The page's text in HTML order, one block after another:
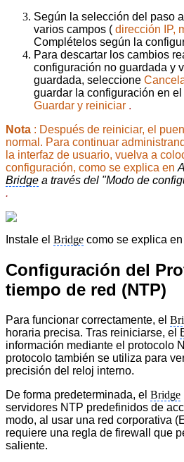
Según la selección del paso
varios campos ( dirección IP,
Complételos según la
Para descartar los cambios
configuración no guardada y
guardada, seleccione
guardar la configuración en el
Guardar y reiniciar .
Nota : Después de reiniciar, el
normal. Para continuar
la interfaz de usuario, vuelva a
configuración, como se explica en
Bridge a través del "Modo de
.
Instale el Bridge como se explica en
Configuración del
tiempo de red (NTP)
Para funcionar correctamente, el
horaria precisa. Tras reiniciarse, el
información mediante el protocolo
protocolo también se utiliza para
precisión del reloj interno.
De forma predeterminada, el Bridge
servidores NTP predefinidos de
modo, al usar una red corporativa
requiere una regla de firewall que
saliente.